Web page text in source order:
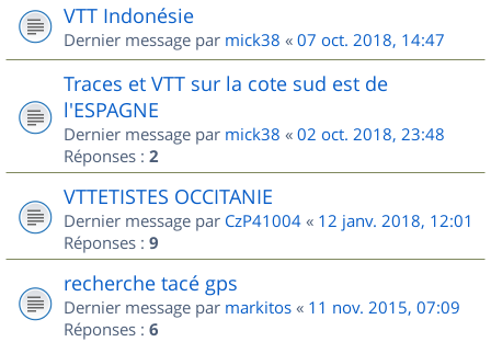
VTT Indonésie
Dernier message par mick38 « 07 oct. 2018, 14:47
Traces et VTT sur la cote sud est de
l'ESPAGNE
Dernier message par mick38 « 02 oct. 2018, 23:48
Réponses : 2
VTTETISTES OCCITANIE
Dernier message par CzP41004 « 12 janv. 2018, 12:01
Réponses : 9
recherche tacé gps
Dernier message par markitos « 11 nov. 2015, 07:09
Réponses : 6